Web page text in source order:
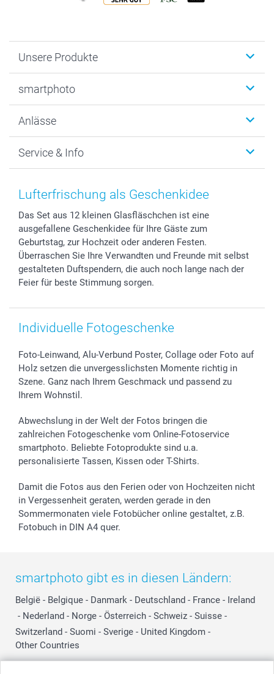
Unsere Produkte
Fotogeschenke
MyNameBook
Fotoabzüge, Fotos als Buch & Poster
Zubehör & Material
Foto-Kalender & Agenden
Sticker & Etiketten
Geschenk-Gutscheine (PDF)
smartphoto
Warum smartphoto
Datenschutz
AGB
Presse
Partnerprogramme
Investor Relations
B2B smartbusiness
Widerrufsrecht
Anlässe
Neujahr
Muttertag
Kommunion & Konfirmation
Hochzeit
Geburtstag
Geburt
Zu allen Anlässen
Service & Info
Preise und Versandkosten
48h Lieferung
Zahlungsmöglichkeiten
Anmelden /Registrieren
Sitemap
Status der Bestellung
smartbonus
Lufterfrischung als Geschenkidee
Das Set aus 12 kleinen Glasfläschchen ist eine
ausgefallene Geschenkidee für Ihre Gäste zum
Geburtstag, zur Hochzeit oder anderen Festen.
Überraschen Sie Ihre Verwandten und Freunde mit selbst
gestalteten Duftspendern, die auch noch lange nach der
Feier für beste Stimmung sorgen.
Individuelle Fotogeschenke
Foto-Leinwand, Alu-Verbund Poster, Collage oder Foto auf
Holz setzen die unvergesslichsten Momente richtig in
Szene. Ganz nach Ihrem Geschmack und passend zu
Ihrem Wohnstil.
Abwechslung in der Welt der Fotos bringen die
zahlreichen Fotogeschenke vom Online-Fotoservice
smartphoto. Beliebte Fotoprodukte sind u.a.
personalisierte Tassen, Kissen oder T-Shirts.
Damit die Fotos aus den Ferien oder von Hochzeiten nicht
in Vergessenheit geraten, werden gerade in den
Sommermonaten viele Fotobücher online gestaltet, z.B.
Fotobuch in DIN A4 quer.
smartphoto gibt es in diesen Ländern:
België - Belgique - Danmark - Deutschland - France - Ireland
- Nederland - Norge - Österreich - Schweiz - Suisse -
Switzerland - Suomi - Sverige - United Kingdom -
Other Countries